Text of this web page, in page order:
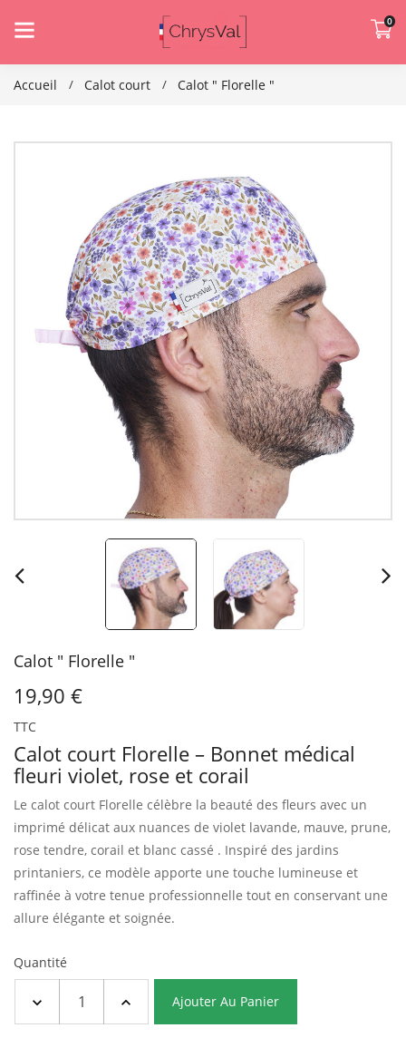
0
Accueil Calot court Calot " Florelle "
Calot " Florelle "
19,90 €
TTC
Calot court Florelle – Bonnet médical
fleuri violet, rose et corail
Le calot court Florelle célèbre la beauté des fleurs avec un
imprimé délicat aux nuances de violet lavande, mauve, prune,
rose tendre, corail et blanc cassé . Inspiré des jardins
printaniers, ce modèle apporte une touche lumineuse et
raffinée à votre tenue professionnelle tout en conservant une
allure élégante et soignée.
Quantité
Ajouter Au Panier